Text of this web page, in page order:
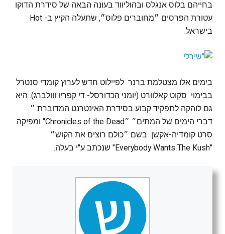
בחייהם בלוס אנגלס ובהוליווד בעונה הבאה של סידרת הדוקו
עטורת הפרסים ״מחוברים פלוס״, שתעלה הקיץ ב- Hot
בישראל.
בימים אלו מצטלמת ברנר לפיילוט חדש לערוץ קומדי סנטרל
בבימוי סקוט קאלוורט (יומני הכדורסל- די קפריו ווולברג). היא
גם לוהקה לתפקיד קבוע בסידרת האינטרנט המדוברת ״
דברי הימים של המתים״ ״Chronicles of the Dead" ומפיקה
סרט קומדיה-אקשן בשם ״כולם רוצים את הקוש״
"Everybody Wants The Kush" שנכתב ע"י בעלה.